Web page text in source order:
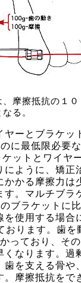
摩擦抵抗の１
なる。
ーとブラケッ
に最低限必要
ットとワイヤ
にように、矯正
かる摩擦力は
。マルチブラ
ブラケットに
を使用する場合
おります。歯を
っており、そ
くなります。過
を支える骨や
。摩擦抵抗をで